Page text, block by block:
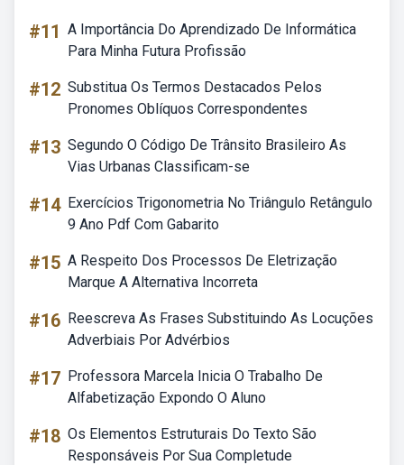
#11 A Importância Do Aprendizado De Informática
Para Minha Futura Profissão
#12 Substitua Os Termos Destacados Pelos
Pronomes Oblíquos Correspondentes
#13 Segundo O Código De Trânsito Brasileiro As
Vias Urbanas Classificam-se
#14 Exercícios Trigonometria No Triângulo Retângulo
9 Ano Pdf Com Gabarito
#15 A Respeito Dos Processos De Eletrização
Marque A Alternativa Incorreta
#16 Reescreva As Frases Substituindo As Locuções
Adverbiais Por Advérbios
#17 Professora Marcela Inicia O Trabalho De
Alfabetização Expondo O Aluno
#18 Os Elementos Estruturais Do Texto São
Responsáveis Por Sua Completude